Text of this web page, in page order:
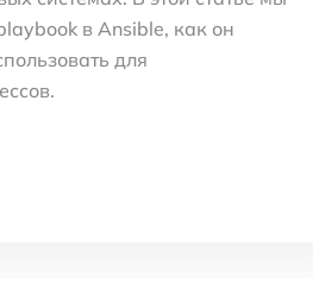
в Ansible, как он
для